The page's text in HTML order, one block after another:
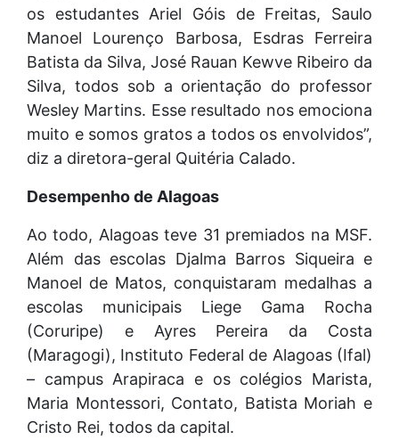
os estudantes Ariel Góis de Freitas, Saulo
Manoel Lourenço Barbosa, Esdras Ferreira
Batista da Silva, José Rauan Kewve Ribeiro da
Silva, todos sob a orientação do professor
Wesley Martins. Esse resultado nos emociona
muito e somos gratos a todos os envolvidos”,
diz a diretora-geral Quitéria Calado.
Desempenho de Alagoas
Ao todo, Alagoas teve 31 premiados na MSF.
Além das escolas Djalma Barros Siqueira e
Manoel de Matos, conquistaram medalhas a
escolas municipais Liege Gama Rocha
(Coruripe) e Ayres Pereira da Costa
(Maragogi), Instituto Federal de Alagoas (Ifal)
– campus Arapiraca e os colégios Marista,
Maria Montessori, Contato, Batista Moriah e
Cristo Rei, todos da capital.